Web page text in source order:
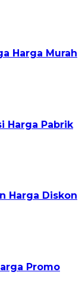
Harga Murah
Harga Pabrik
Harga Diskon
Promo